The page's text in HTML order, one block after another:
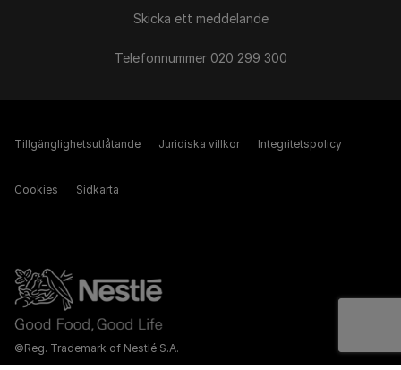
Skicka ett meddelande
Telefonnummer 020 299 300
©Reg. Trademark of Nestlé S.A.
Tillgänglighetsutlåtande Juridiska villkor Integritetspolicy
Cookies Sidkarta